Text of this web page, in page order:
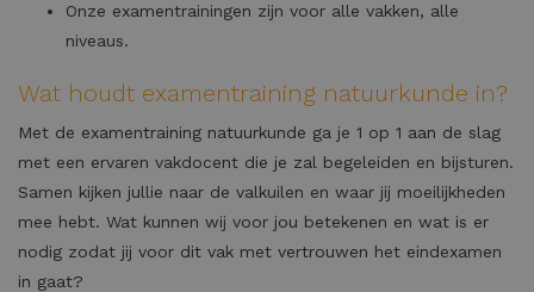
Onze examentrainingen zijn voor alle vakken, alle
niveaus.
Wat houdt examentraining natuurkunde in?
Met de examentraining natuurkunde ga je 1 op 1 aan de slag
met een ervaren vakdocent die je zal begeleiden en bijsturen.
Samen kijken jullie naar de valkuilen en waar jij moeilijkheden
mee hebt. Wat kunnen wij voor jou betekenen en wat is er
nodig zodat jij voor dit vak met vertrouwen het eindexamen
in gaat?